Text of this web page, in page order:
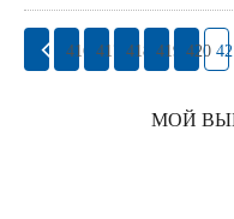
416 417 418 419 420
МОЙ